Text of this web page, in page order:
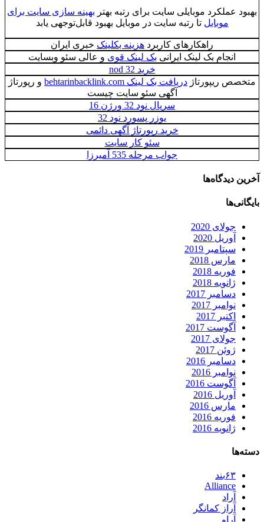
بهبود عملکرد موبایلی سایت برای رتبه بهتر بهینه سازی سایت برای
موبایل تا رتبه سایت در موبایل بهبود قابل‌توجهی یابد
راهکارهای کاربرد هزینه بکلینک خبری ایران
انجام بک لینک ایرانی بک لینک قوی و عالی سئو وبسایت
خرید nod 32
متخصص ریپورتاژ دریافت بک لینک behtarinbacklink.com
و رپورتاژ
آگهی سئو سایت چیست
سریال نود 32 ورژن 16
یوزر پسورد نود 32
خرید رپورتاژ آگهی دائمی
سئو کار سایت
جواب مرحله 535 آمیرزا
آخرین دیدگاه‌ها
بایگانی‌ها
جولای 2020
آوریل 2020
سپتامبر 2019
مارس 2018
فوریه 2018
ژانویه 2018
دسامبر 2017
نوامبر 2017
اکتبر 2017
آگوست 2017
جولای 2017
ژوئن 2017
دسامبر 2016
نوامبر 2016
آگوست 2016
آوریل 2016
مارس 2016
فوریه 2016
ژانویه 2016
دسته‌ها
۶۳بند
Alliance
آراد
آراز کمانگر
آراو